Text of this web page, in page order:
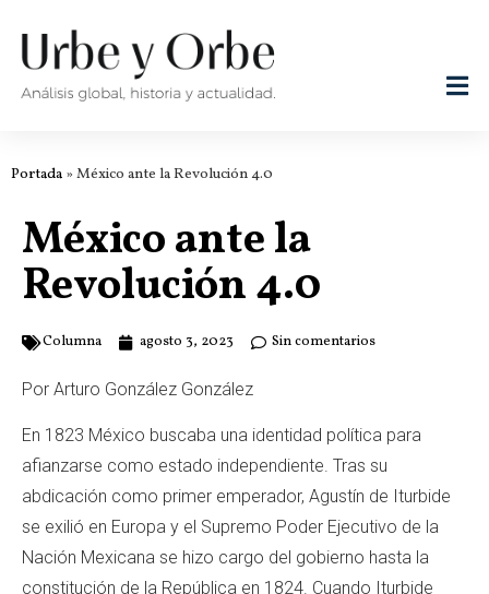
Portada » México ante la Revolución 4.0
México ante la
Revolución 4.0
Columna agosto 3, 2023 Sin comentarios
Por Arturo González González
En 1823 México buscaba una identidad política para
afianzarse como estado independiente. Tras su
abdicación como primer emperador, Agustín de Iturbide
se exilió en Europa y el Supremo Poder Ejecutivo de la
Nación Mexicana se hizo cargo del gobierno hasta la
constitución de la República en 1824. Cuando Iturbide